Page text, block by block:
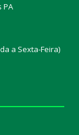
PA
a Sexta-Feira)